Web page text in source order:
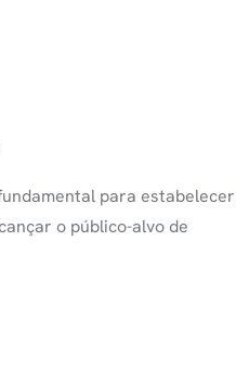
para estabelecer
o público-alvo de